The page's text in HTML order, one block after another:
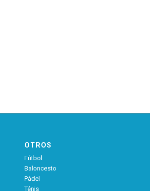
OTROS
Fútbol
Baloncesto
Pádel
Ténis